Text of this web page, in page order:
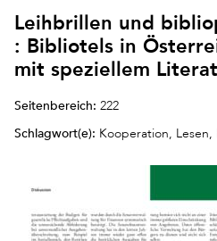
Leihbrillen und
: Bibliotels in
mit speziellem
Seitenbereich: 222
Schlagwort(e): Kooperation,